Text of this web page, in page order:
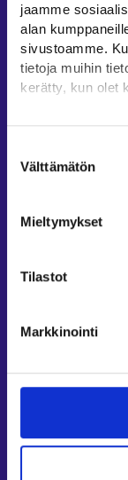
jaamme
alan
sivustoamme.
tietoja muihin
kerätty, kun olet
Löydät tietoa
Lue tarkemmin
valinta
Välttämätön
Mieltymykset
Tilastot
Markkinointi
Yritys- ja
Asiointi- ja
Tuki ja palaute
Työ- ja
Osaamispolku⁠
Seuraa meitä
LinkedIn⁠
Youtube⁠